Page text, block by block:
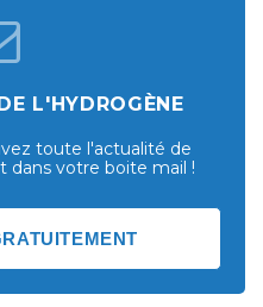
L'HYDROGÈNE
toute l'actualité de
dans votre boite mail !